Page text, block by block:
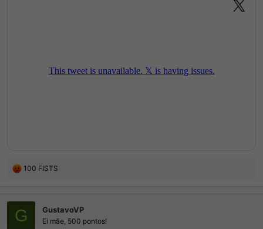
R
ç
õ
e
100 FISTS
G GustavoVP
Ei mãe, 500 pontos!